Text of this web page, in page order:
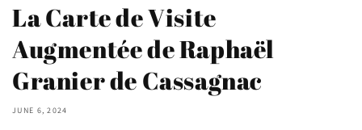
La Carte de Visite
Augmentée de Raphaël
Granier de Cassagnac
JUNE 6, 2024